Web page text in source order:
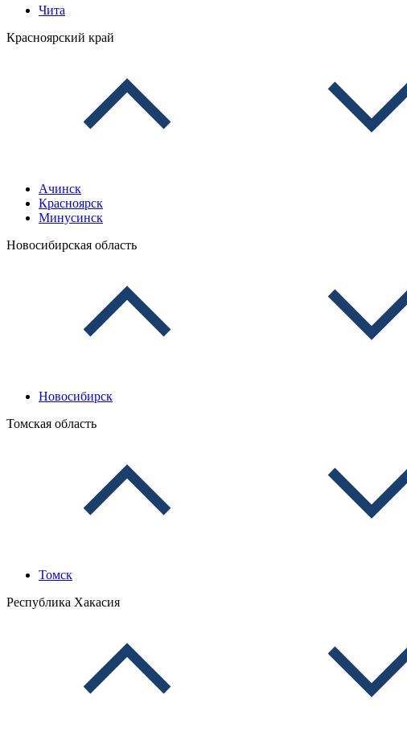
Чита
Красноярский край
Ачинск
Красноярск
Минусинск
Новосибирская область
Новосибирск
Томская область
Томск
Республика Хакасия